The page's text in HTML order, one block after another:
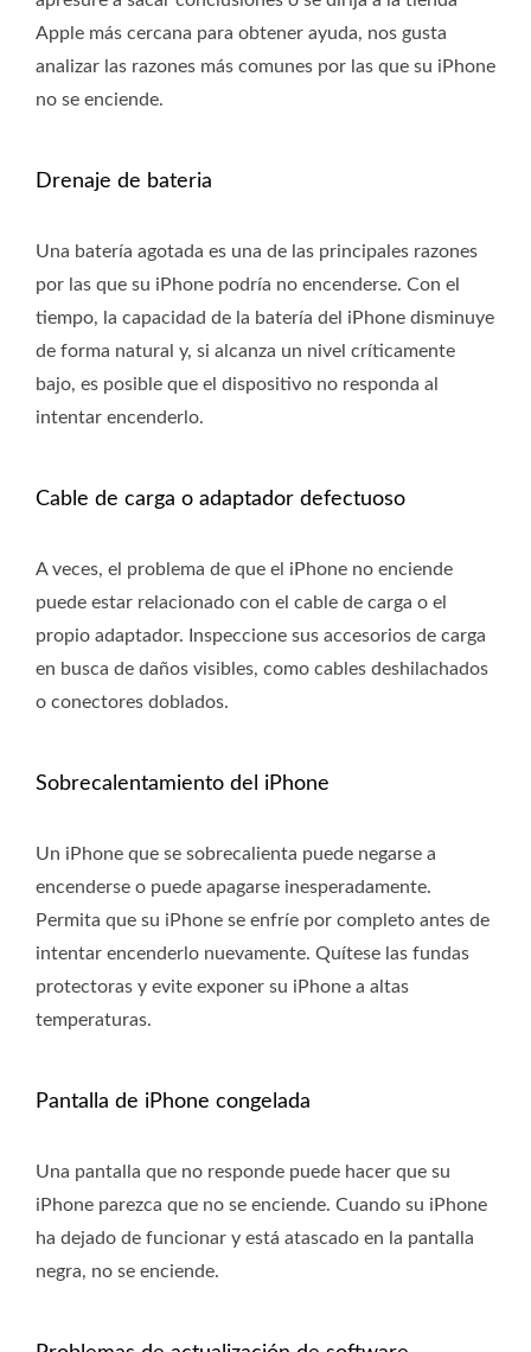
Apple más cercana para obtener ayuda, nos gusta
analizar las razones más comunes por las que su iPhone
no se enciende.
Drenaje de bateria
Una batería agotada es una de las principales razones
por las que su iPhone podría no encenderse. Con el
tiempo, la capacidad de la batería del iPhone disminuye
de forma natural y, si alcanza un nivel críticamente
bajo, es posible que el dispositivo no responda al
intentar encenderlo.
Cable de carga o adaptador defectuoso
A veces, el problema de que el iPhone no enciende
puede estar relacionado con el cable de carga o el
propio adaptador. Inspeccione sus accesorios de carga
en busca de daños visibles, como cables deshilachados
o conectores doblados.
Sobrecalentamiento del iPhone
Un iPhone que se sobrecalienta puede negarse a
encenderse o puede apagarse inesperadamente.
Permita que su iPhone se enfríe por completo antes de
intentar encenderlo nuevamente. Quítese las fundas
protectoras y evite exponer su iPhone a altas
temperaturas.
Pantalla de iPhone congelada
Una pantalla que no responde puede hacer que su
iPhone parezca que no se enciende. Cuando su iPhone
ha dejado de funcionar y está atascado en la pantalla
negra, no se enciende.